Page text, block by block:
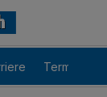
Termine